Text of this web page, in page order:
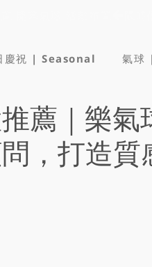
慶祝 | Seasonal 氣球
薦｜樂氣
，打造